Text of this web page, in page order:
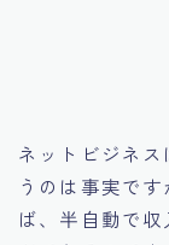
ネットビジネ
うのは事実で
ば、半自動で